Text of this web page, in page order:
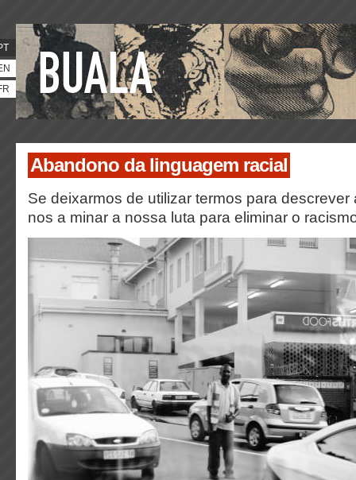
Abandono da linguagem racial
Se deixarmos de utilizar termos para descrever
nos a minar a nossa luta para eliminar o